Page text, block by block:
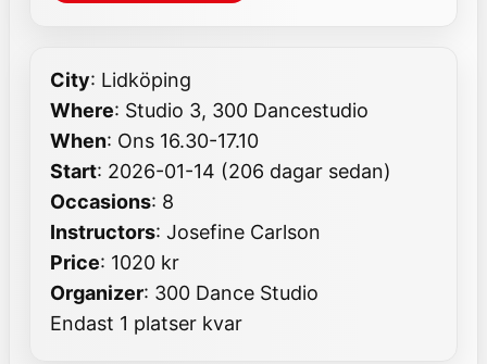
City: Lidköping
Where: Studio 3, 300 Dancestudio
When: Ons 16.30-17.10
Start: 2026-01-14 (206 dagar sedan)
Occasions: 8
Instructors: Josefine Carlson
Price: 1020 kr
Organizer: 300 Dance Studio
Endast 1 platser kvar